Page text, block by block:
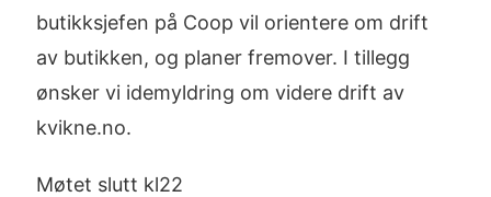
butikksjefen på Coop vil orientere om drift
av butikken, og planer fremover. I tillegg
ønsker vi idemyldring om videre drift av
kvikne.no.
Møtet slutt kl22